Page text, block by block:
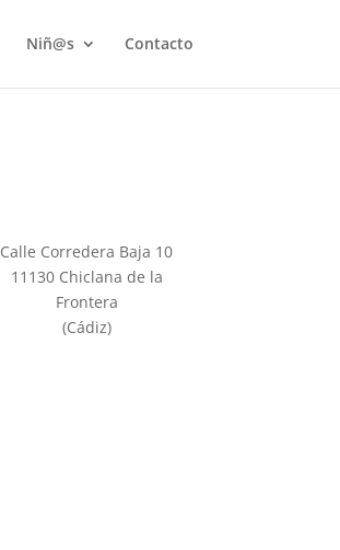
Niñ@s Contacto
Calle Corredera Baja 10
11130 Chiclana de la
Frontera
(Cádiz)